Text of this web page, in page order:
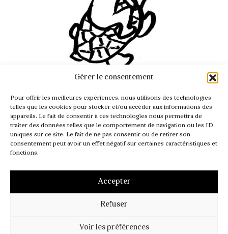
Gérer le consentement
Pour offrir les meilleures expériences, nous utilisons des technologies
telles que les cookies pour stocker et/ou accéder aux informations des
appareils. Le fait de consentir à ces technologies nous permettra de
traiter des données telles que le comportement de navigation ou les ID
uniques sur ce site. Le fait de ne pas consentir ou de retirer son
consentement peut avoir un effet négatif sur certaines caractéristiques et
fonctions.
Accepter
Refuser
Voir les préférences
@REVUEPASSAGER
MENTIONS LÉGALES
POLITIQUE DE COOKIES (UE)